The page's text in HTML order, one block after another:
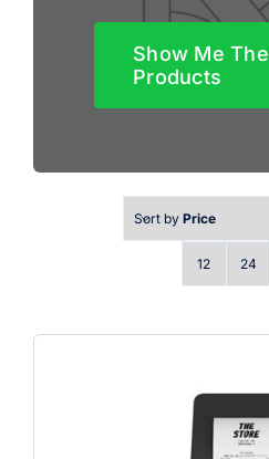
Show Me The
Products
Sort by Price
12 24